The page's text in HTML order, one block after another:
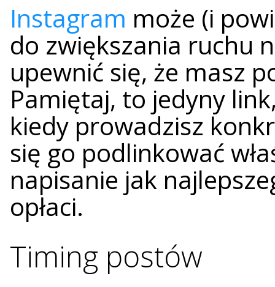
Instagram może (i
do zwiększania ruchu
upewnić się, że masz
Pamiętaj, to jedyny
kiedy prowadzisz
się go podlinkować
napisanie jak
opłaci.
Timing postów